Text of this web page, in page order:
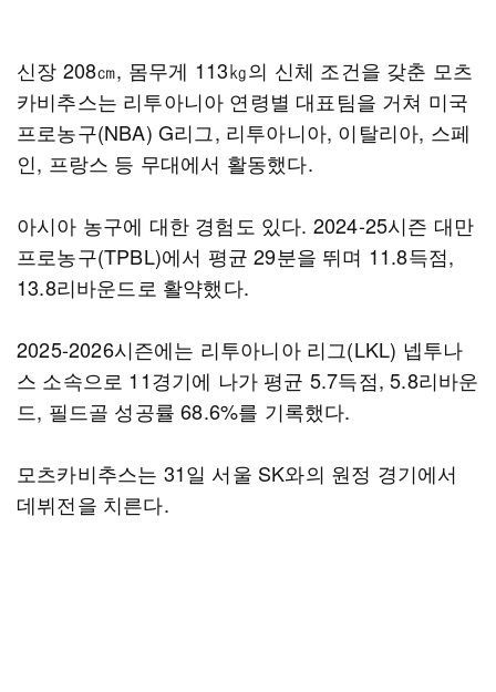
신장 208㎝, 몸무게 113㎏의 신체 조건을 갖춘 모츠
카비추스는 리투아니아 연령별 대표팀을 거쳐 미국
프로농구(NBA) G리그, 리투아니아, 이탈리아, 스페
인, 프랑스 등 무대에서 활동했다.
아시아 농구에 대한 경험도 있다. 2024-25시즌 대만
프로농구(TPBL)에서 평균 29분을 뛰며 11.8득점,
13.8리바운드로 활약했다.
2025-2026시즌에는 리투아니아 리그(LKL) 넵투나
스 소속으로 11경기에 나가 평균 5.7득점, 5.8리바운
드, 필드골 성공률 68.6%를 기록했다.
모츠카비추스는 31일 서울 SK와의 원정 경기에서
데뷔전을 치른다.